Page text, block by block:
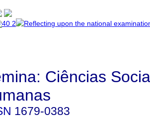
Ciências
1679-0383